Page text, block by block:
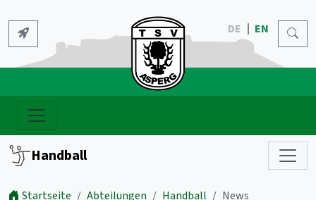
DE EN
Handball
Startseite Abteilungen Handball News